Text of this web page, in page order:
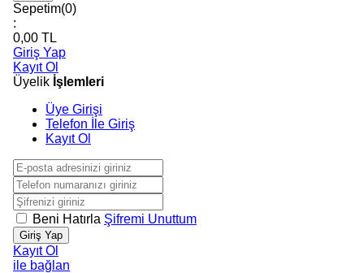
Sepetim(0)
:
0,00 TL
Giriş Yap
Kayıt Ol
Üyelik İşlemleri
Üye Girişi
Telefon İle Giriş
Kayıt Ol
Beni Hatırla Şifremi Unuttum
Giriş Yap
Kayıt Ol
ile bağlan